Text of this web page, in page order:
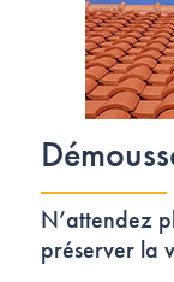
N’attendez
préserver la